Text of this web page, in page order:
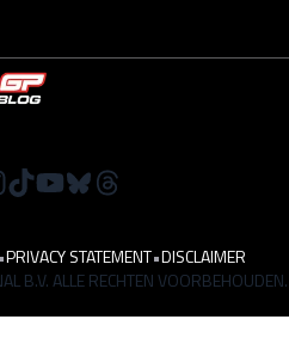
•PRIVACY STATEMENT•DISCLAIMER
B.V. ALLE RECHTEN VOORBEHOUDEN.